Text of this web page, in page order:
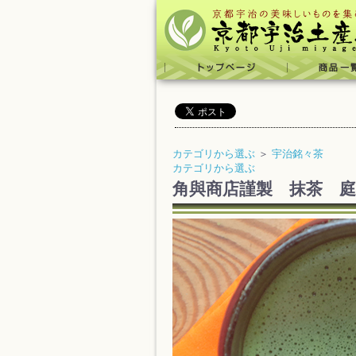
カテゴリから選ぶ ＞ 宇治銘々茶
カテゴリから選ぶ
角與商店謹製 抹茶